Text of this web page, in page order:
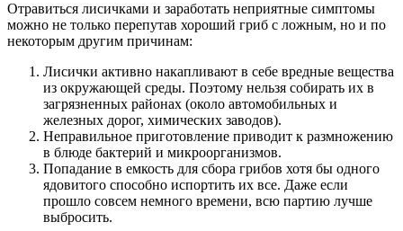
Отравиться лисичками и заработать неприятные симптомы
можно не только перепутав хороший гриб с ложным, но и по
некоторым другим причинам:
Лисички активно накапливают в себе вредные вещества
из окружающей среды. Поэтому нельзя собирать их в
загрязненных районах (около автомобильных и
железных дорог, химических заводов).
Неправильное приготовление приводит к размножению
в блюде бактерий и микроорганизмов.
Попадание в емкость для сбора грибов хотя бы одного
ядовитого способно испортить их все. Даже если
прошло совсем немного времени, всю партию лучше
выбросить.